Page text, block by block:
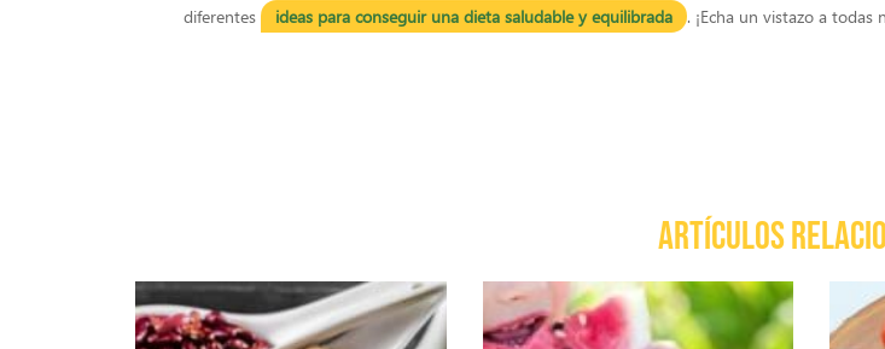
diferentes
ideas para conseguir una dieta saludable y equilibrada . ¡Echa un vistazo a todas
ARTÍCULOS